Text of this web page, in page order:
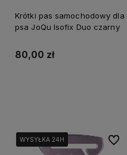
Krótki pas samochodowy dla
psa JoQu Isofix Duo czarny
80,00 zł
WYSYŁKA 24H
WYSYŁKA 24H
WYSYŁKA 24H
WYSYŁKA 24H Do